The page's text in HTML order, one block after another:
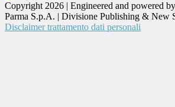
Copyright 2026 | Engineered and powered
Parma S.p.A. | Divisione Publishing & New
Disclaimer trattamento dati personali